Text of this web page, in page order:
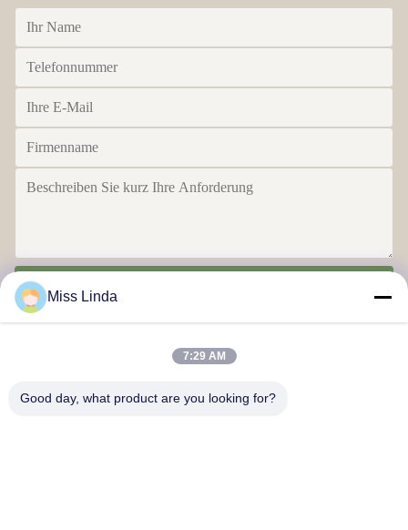
Miss Linda
7:29 AM
Good day, what product are you looking for?